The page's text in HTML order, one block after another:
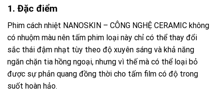
1. Đặc điểm
Phim cách nhiệt NANOSKIN – CÔNG NGHỆ CERAMIC không
có nhuộm màu nên tấm phim loại này chỉ có thể thay đổi
sắc thái đậm nhạt tùy theo độ xuyên sáng và khả năng
ngăn chặn tia hồng ngoại, nhưng vì thế mà có thể loại bỏ
được sự phản quang đồng thời cho tấm film có độ trong
suốt hoàn hảo.